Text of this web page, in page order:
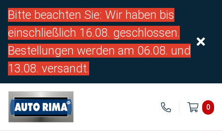
Bitte beachten Sie: Wir haben bis
einschließlich 16.08. geschlossen.
Bestellungen werden am 06.08. und
13.08. versandt.
0